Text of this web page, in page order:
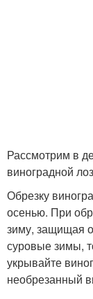
Рассмотрим в
виноградной
Обрезку
осенью. При
зиму, защищая
суровые зимы,
укрывайте
необрезанный